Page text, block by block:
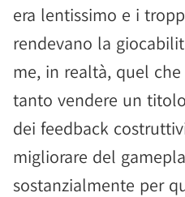
era lentissimo e i
rendevano la
me, in realtà, quel
tanto vendere un
dei feedback
migliorare del
sostanzialmente per